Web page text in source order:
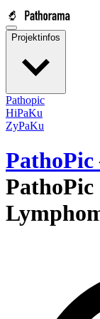
Projektinfos
Pathopic
HiPaKu
ZyPaKu
PathoPic
PathoPic